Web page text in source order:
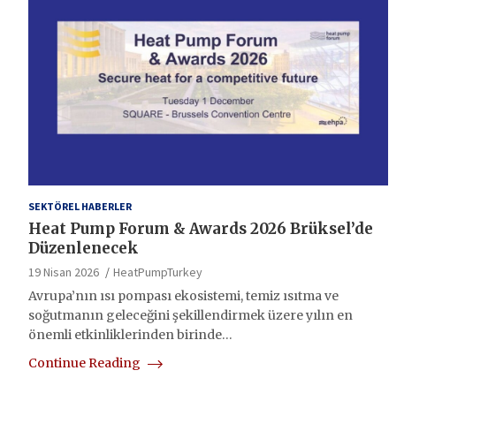
SEKTÖREL HABERLER
Heat Pump Forum & Awards 2026 Brüksel’de
Düzenlenecek
19 Nisan 2026
HeatPumpTurkey
Avrupa’nın ısı pompası ekosistemi, temiz ısıtma ve
soğutmanın geleceğini şekillendirmek üzere yılın en
önemli etkinliklerinden birinde…
Continue Reading